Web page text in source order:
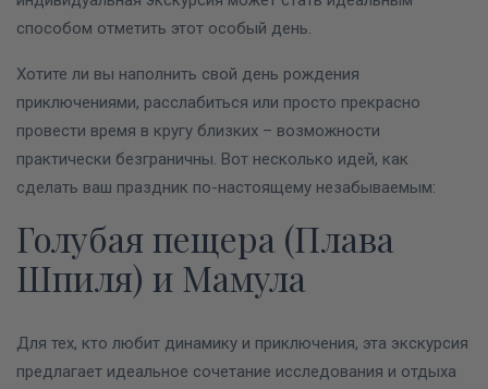
способом отметить этот особый день.
Хотите ли вы наполнить свой день рождения
приключениями, расслабиться или просто прекрасно
провести время в кругу близких – возможности
практически безграничны. Вот несколько идей, как
сделать ваш праздник по-настоящему незабываемым:
Голубая пещера (Плава
Шпиля) и Мамула
Для тех, кто любит динамику и приключения, эта экскурсия
предлагает идеальное сочетание исследования и отдыха